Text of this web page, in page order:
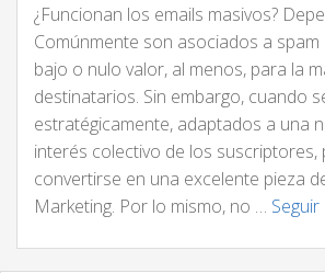
¿Funcionan los emails masivos?
Comúnmente son asociados a
bajo o nulo valor, al menos, para la
destinatarios. Sin embargo, cuando
estratégicamente, adaptados a una
interés colectivo de los suscriptores,
convertirse en una excelente pieza
Marketing. Por lo mismo, no …